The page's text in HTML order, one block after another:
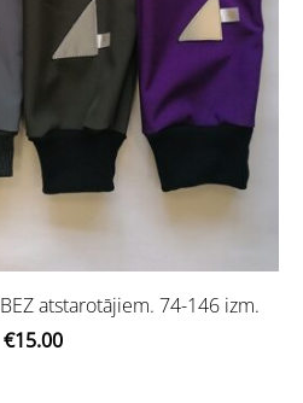
atstarotājiem. 74-146 izm.
€15.00